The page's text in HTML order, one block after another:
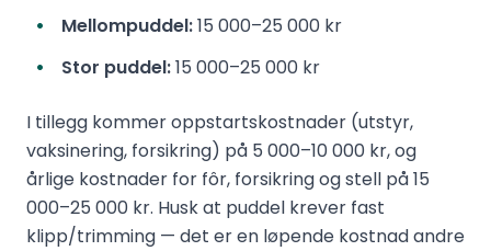
Mellompuddel:15 000–25 000 kr
Stor puddel:15 000–25 000 kr
I tillegg kommer oppstartskostnader (utstyr,
vaksinering, forsikring) på 5 000–10 000 kr, og
årlige kostnader for fôr, forsikring og stell på 15
000–25 000 kr. Husk at puddel krever fast
klipp/trimming — det er en løpende kostnad andre